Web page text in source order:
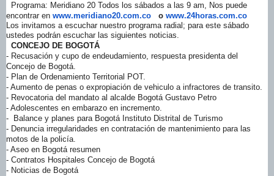
Programa: Meridiano 20 Todos los sábados a las 9 am, Nos puede
encontrar en www.meridiano20.com.co o www.24horas.com.co
Los invitamos a escuchar nuestro programa radial; para este sábado
ustedes podrán escuchar las siguientes noticias.
CONCEJO DE BOGOTÁ
- Recusación y cupo de endeudamiento, respuesta presidenta del
Concejo de Bogotá.
- Plan de Ordenamiento Territorial POT.
- Aumento de penas o expropiación de vehiculo a infractores de transito.
- Revocatoria del mandato al alcalde Bogotá Gustavo Petro
- Adolescentes en embarazo en incremento.
- Balance y planes para Bogotá Instituto Distrital de Turismo
- Denuncia irregularidades en contratación de mantenimiento para las
motos de la policía.
- Aseo en Bogotá resumen
- Contratos Hospitales Concejo de Bogotá
- Noticias de Bogotá